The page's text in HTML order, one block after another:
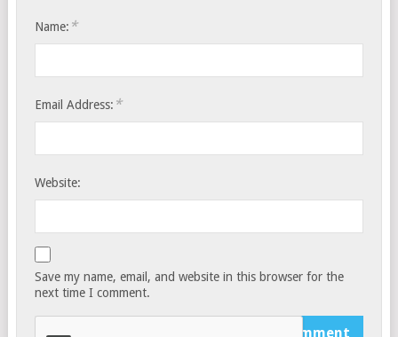
Name: *
Email Address: *
Website:
Save my name, email, and website in this browser for the
next time I comment.